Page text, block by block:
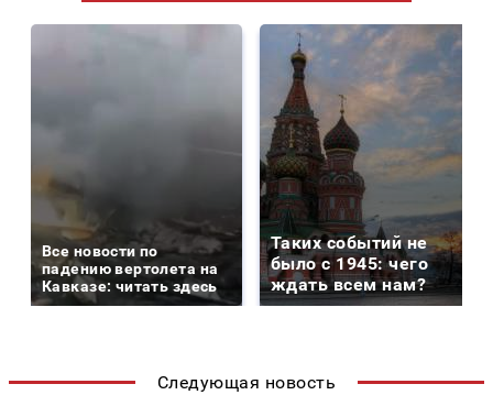
Все новости по
падению вертолета на
Кавказе: читать здесь
Таких событий не
было с 1945: чего
ждать всем нам?
Следующая новость